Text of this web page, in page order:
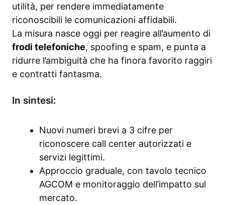
utilità, per rendere immediatamente
riconoscibili le comunicazioni affidabili.
La misura nasce oggi per reagire all’aumento di
frodi telefoniche, spoofing e spam, e punta a
ridurre l’ambiguità che ha finora favorito raggiri
e contratti fantasma.
In sintesi:
Nuovi numeri brevi a 3 cifre per
riconoscere call center autorizzati e
servizi legittimi.
Approccio graduale, con tavolo tecnico
AGCOM e monitoraggio dell’impatto sul
mercato.